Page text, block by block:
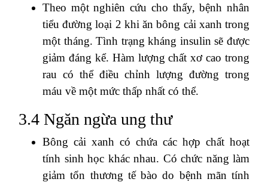
Theo một nghiên cứu cho thấy, bệnh nhân
tiểu đường loại 2 khi ăn bông cải xanh trong
một tháng. Tình trạng kháng insulin sẽ được
giảm đáng kể. Hàm lượng chất xơ cao trong
rau có thể điều chỉnh lượng đường trong
máu về một mức thấp nhất có thể.
3.4 Ngăn ngừa ung thư
Bông cải xanh có chứa các hợp chất hoạt
tính sinh học khác nhau. Có chức năng làm
giảm tổn thương tế bào do bệnh mãn tính